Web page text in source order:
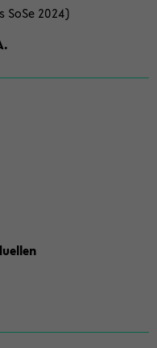
SoSe 2024)